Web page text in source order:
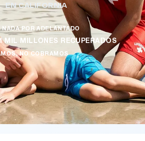
EN CALIFORNIA
NADA POR ADELANTADO
MIL MILLONES RECUPERADOS
NO COBRAMOS